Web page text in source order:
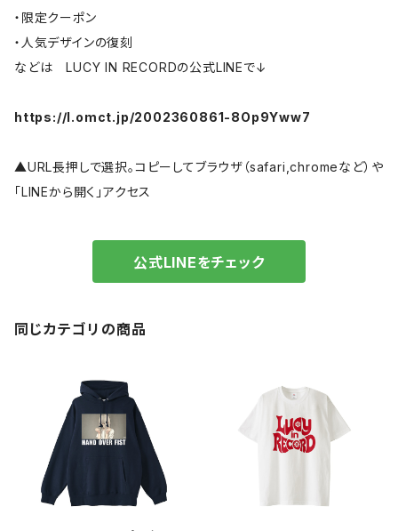
・限定クーポン
・人気デザインの復刻
などは LUCY IN RECORDの公式LINEで↓
https://l.omct.jp/2002360861-8Op9Yww7
▲URL長押しで選択。コピーしてブラウザ（safari,chromeなど）や
「LINEから開く」アクセス
公式LINEをチェック
同じカテゴリの商品